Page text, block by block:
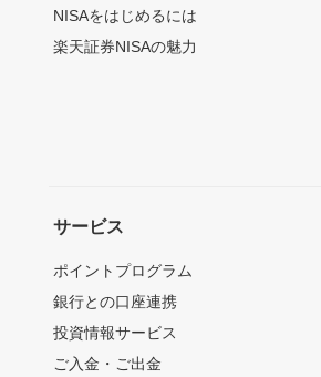
NISAをはじめるには
楽天証券NISAの魅力
サービス
ポイントプログラム
銀行との口座連携
投資情報サービス
ご入金・ご出金